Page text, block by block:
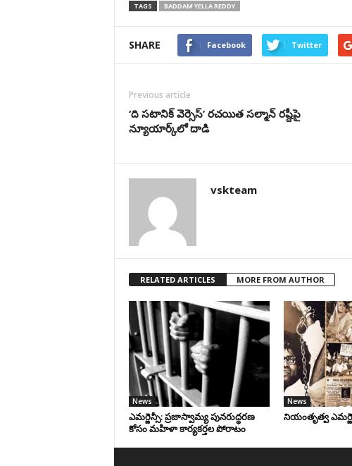
TAGS BADDAM YELLA REDDY
SHARE Facebook Twitter
Previous article
‘ది సటానిక్ వెర్సెస్’ రచయిత సల్మాన్ రష్దీపై
న్యూయార్క్‌లో దాడి
vskteam
RELATED ARTICLES MORE FROM AUTHOR
News
ఎమర్జెన్సీ: ప్రజాస్వామ్య పునరుద్ధరణ
కోసం మహిళా కార్యకర్తల పోరాటం
News
నియంతృత్వ